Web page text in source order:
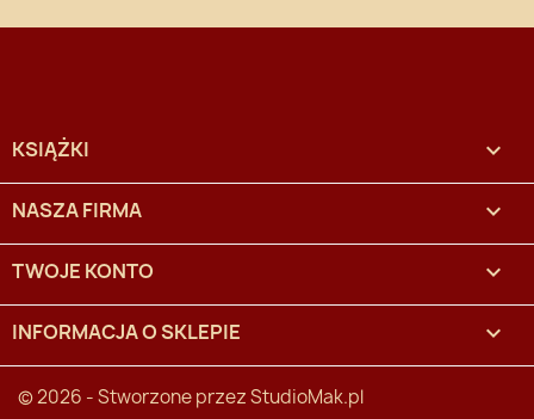
KSIĄŻKI 
NASZA FIRMA 
TWOJE KONTO 
INFORMACJA O SKLEPIE keyboard_arrow_down
© 2026 - Stworzone przezStudioMak.pl